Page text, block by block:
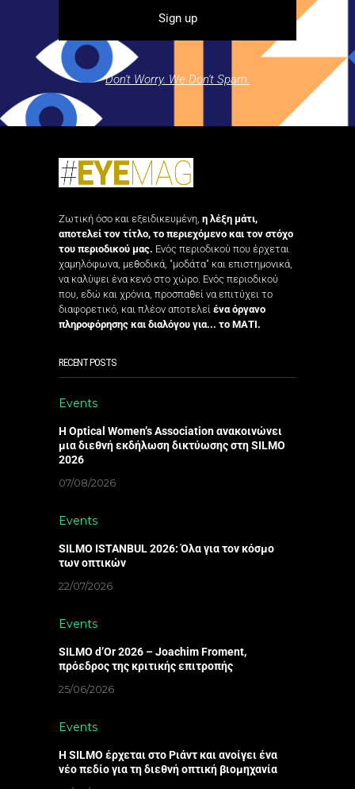
Don't Worry. We Don't Spam.
Ζωτική όσο και εξειδικευμένη, η λέξη μάτι,
αποτελεί τον τίτλο, το περιεχόμενο και τον στόχο
του περιοδικού μας. Ενός περιοδικού που έρχεται
χαμηλόφωνα, μεθοδικά, "μοδάτα" και επιστημονικά,
να καλύψει ένα κενό στο χώρο. Ενός περιοδικού
που, εδώ και χρόνια, προσπαθεί να επιτύχει το
διαφορετικό, και πλέον αποτελεί ένα όργανο
πληροφόρησης και διαλόγου για... το ΜΑΤΙ.
RECENT POSTS
Events
Η Optical Women’s Association ανακοινώνει
μια διεθνή εκδήλωση δικτύωσης στη SILMO
2026
07/08/2026
Events
SILMO ISTANBUL 2026: Όλα για τον κόσμο
των οπτικών
22/07/2026
Events
SILMO d’Or 2026 – Joachim Froment,
πρόεδρος της κριτικής επιτροπής
25/06/2026
Events
Η SILMO έρχεται στο Ριάντ και ανοίγει ένα
νέο πεδίο για τη διεθνή οπτική βιομηχανία